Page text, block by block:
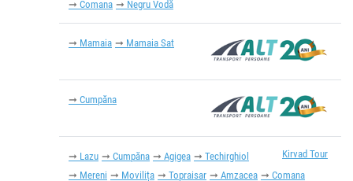
Comana
Negru Vodă
Mamaia Mamaia Sat
Cumpăna
Kirvad Tour
Lazu Cumpăna Agigea
Techirghiol
Mereni
Movilița Topraisar Amzacea
Comana